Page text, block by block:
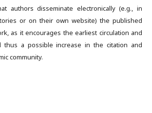
authors disseminate electronically (e.g., in
or on their own website) the published
as it encourages the earliest circulation and
thus a possible increase in the citation and
community.